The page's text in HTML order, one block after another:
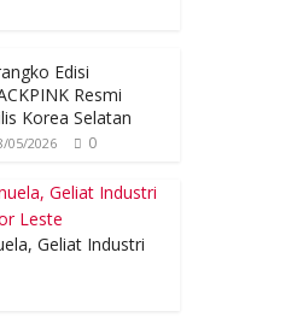
Edisi
Resmi
Korea Selatan
05/2026 0
Geliat Industri